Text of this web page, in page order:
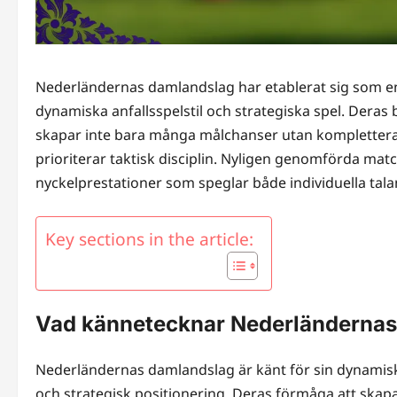
Nederländernas damlandslag har etablerat sig
dynamiska anfallsspelstil och strategiska spel.
skapar inte bara många målchanser utan
prioriterar taktisk disciplin. Nyligen genomförda
nyckelprestationer som speglar både individuella
Key sections in the article:
Vad kännetecknar
Nederländernas damlandslag är känt för sin